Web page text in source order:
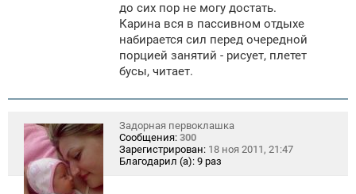
до сих пор не могу достать.
Карина вся в пассивном отдыхе
набирается сил перед очередной
порцией занятий - рисует, плетет
бусы, читает.
Задорная первоклашка
Сообщения: 300
Зарегистрирован: 18 ноя 2011, 21:47
Благодарил (а): 9 раз